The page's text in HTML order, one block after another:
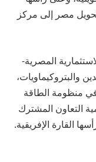
مصر إلى مركز
المصرية-
والبتروكيماويات،
منظومة الطاقة
التعاون المشترك
القارة الإفريقية.